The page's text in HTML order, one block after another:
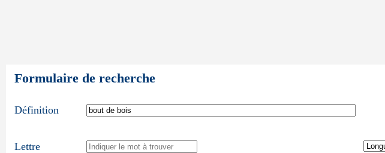
Formulaire de recherche
Définition
Lettre